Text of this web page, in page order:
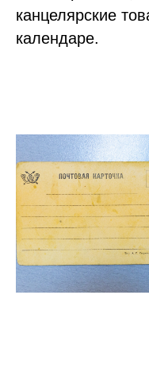
канцелярские
календаре.